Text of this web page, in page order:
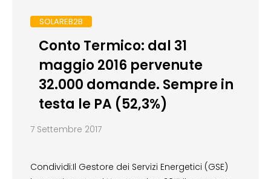
SOLAREB2B
Conto Termico: dal 31
maggio 2016 pervenute
32.000 domande. Sempre in
testa le PA (52,3%)
7 Settembre 2017
Condividi:Il Gestore dei Servizi Energetici (GSE)